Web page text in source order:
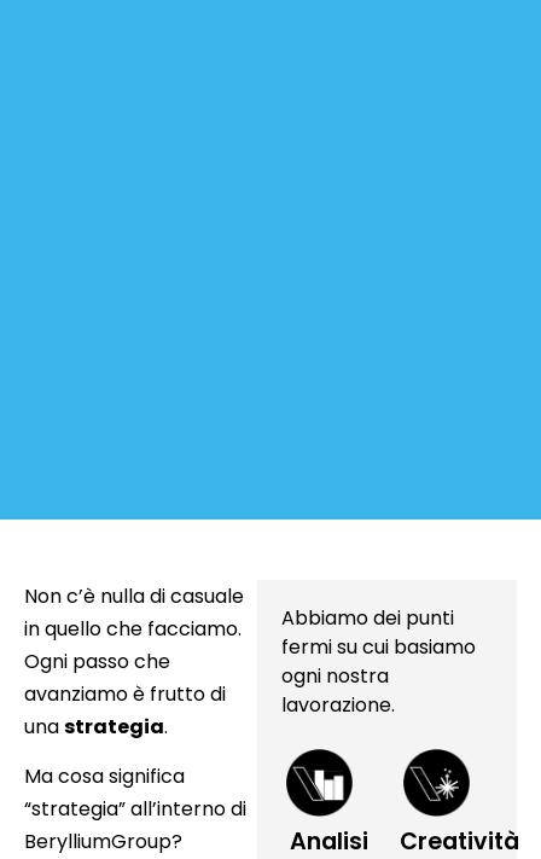
Non c’è nulla di casuale
in quello che facciamo.
Ogni passo che
avanziamo è frutto di
unastrategia.
Ma cosa significa
“strategia” all’interno di
BerylliumGroup?
Abbiamo dei punti
fermi su cui basiamo
ogni nostra
lavorazione.
Analisi Creatività